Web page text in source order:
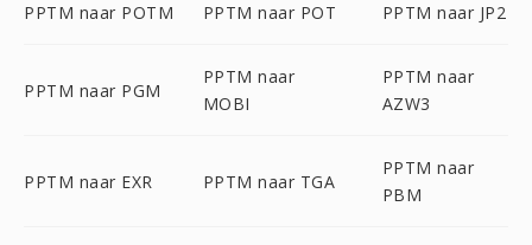
PPTM naar POTM PPTM naar POT PPTM naar JP2
PPTM naar PGM
PPTM naar
MOBI
PPTM naar
AZW3
PPTM naar EXR PPTM naar TGA
PPTM naar
PBM